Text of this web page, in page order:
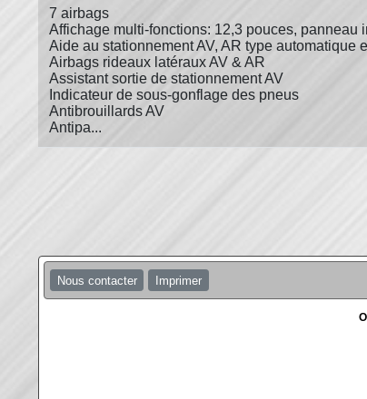
7 airbags
Affichage multi-fonctions: 12,3 pouces, panneau
Aide au stationnement AV, AR type automatique
Airbags rideaux latéraux AV & AR
Assistant sortie de stationnement AV
Indicateur de sous-gonflage des pneus
Antibrouillards AV
Antipa...
Nous contacter Imprimer